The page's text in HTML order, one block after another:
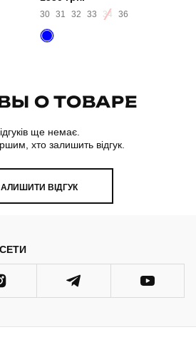
30 31 32 33 34 36
О ТОВАРЕ
ще немає.
хто залишить відгук.
ВІДГУК